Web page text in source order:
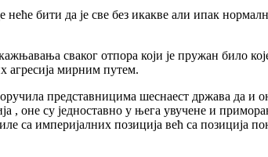
бити да је све без икакве али ипак
сваког отпора који је пружан било
агресија мирним путем.
представницима шеснаест држава да и
оне су једноставно у њега увучене и
са империјалних позиција већ са